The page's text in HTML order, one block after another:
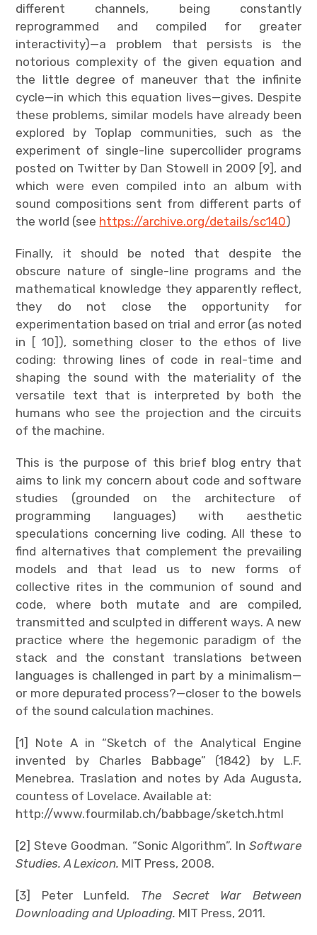
different channels, being constantly
reprogrammed and compiled for greater
interactivity)—a problem that persists is the
notorious complexity of the given equation and
the little degree of maneuver that the infinite
cycle—in which this equation lives—gives. Despite
these problems, similar models have already been
explored by Toplap communities, such as the
experiment of single-line supercollider programs
posted on Twitter by Dan Stowell in 2009 [9], and
which were even compiled into an album with
sound compositions sent from different parts of
the world (see https://archive.org/details/sc140)
Finally, it should be noted that despite the
obscure nature of single-line programs and the
mathematical knowledge they apparently reflect,
they do not close the opportunity for
experimentation based on trial and error (as noted
in [ 10]), something closer to the ethos of live
coding: throwing lines of code in real-time and
shaping the sound with the materiality of the
versatile text that is interpreted by both the
humans who see the projection and the circuits
of the machine.
This is the purpose of this brief blog entry that
aims to link my concern about code and software
studies (grounded on the architecture of
programming languages) with aesthetic
speculations concerning live coding. All these to
find alternatives that complement the prevailing
models and that lead us to new forms of
collective rites in the communion of sound and
code, where both mutate and are compiled,
transmitted and sculpted in different ways. A new
practice where the hegemonic paradigm of the
stack and the constant translations between
languages ​​is challenged in part by a minimalism—
or more depurated process?—closer to the bowels
of the sound calculation machines.
[1] Note A in “Sketch of the Analytical Engine
invented by Charles Babbage” (1842) by L.F.
Menebrea. Traslation and notes by Ada Augusta,
countess of Lovelace. Available at:
http://www.fourmilab.ch/babbage/sketch.html
[2] Steve Goodman. “Sonic Algorithm”. In Software
Studies. A Lexicon. MIT Press, 2008.
[3] Peter Lunfeld. The Secret War Between
Downloading and Uploading. MIT Press, 2011.